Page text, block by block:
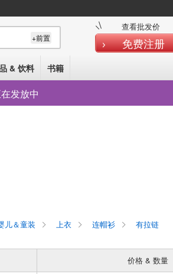
查看批发价
免费注册
+前置
& 饮料 书籍
发放中
儿＆童装 上衣 连帽衫
有拉链
价格 & 数量